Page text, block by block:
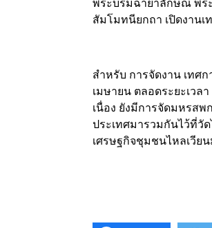
พระบรมฉายาลักษณ์ พร
สัมโมทนียกถา เปิดงาน
สำหรับ การจัดงาน เทศ
เมษายน ตลอดระยะเวล
เนื่อง ยังมีการจัดมหรส
ประเทศมารวมกันไว้ที่
เศรษฐกิจชุมชนไหลเวี